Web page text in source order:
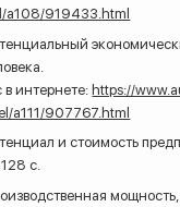
a108/919433.html
в интернете:https://
a111/907767.html
и стоимость
с.
мощность,